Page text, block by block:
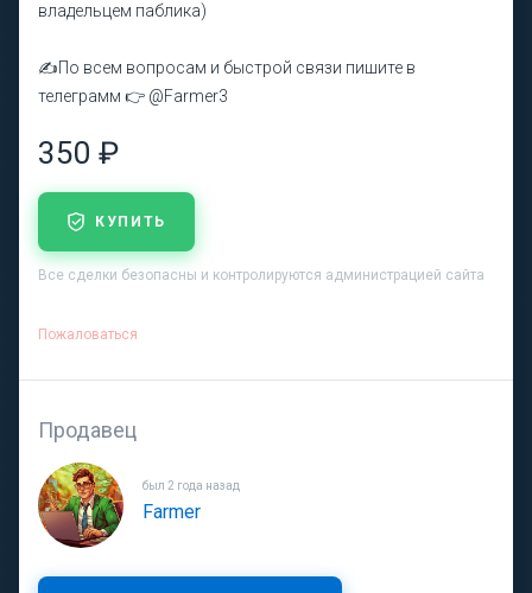
владельцем паблика)
✍️По всем вопросам и быстрой связи пишите в
телеграмм 👉 @Farmer3
350 ₽
КУПИТЬ
Все сделки безопасны и контролируются администрацией сайта
Пожаловаться
Продавец
был 2 года назад
Farmer